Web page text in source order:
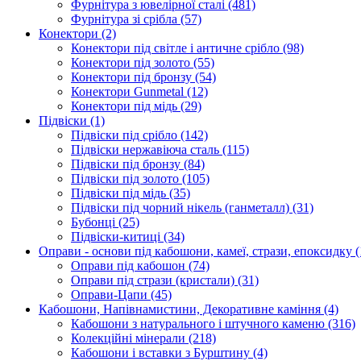
Фурнітура з ювелірної сталі (481)
Фурнітура зі срібла (57)
Конектори (2)
Конектори під світле і античне срібло (98)
Конектори під золото (55)
Конектори під бронзу (54)
Конектори Gunmetal (12)
Конектори під мідь (29)
Підвіски (1)
Підвіски під срібло (142)
Підвіски нержавіюча сталь (115)
Підвіски під бронзу (84)
Підвіски під золото (105)
Підвіски під мідь (35)
Підвіски під чорний нікель (ганметалл) (31)
Бубонці (25)
Підвіски-китиці (34)
Оправи - основи під кабошони, камеї, стрази, епоксидку
Оправи під кабошон (74)
Оправи під стрази (кристали) (31)
Оправи-Цапи (45)
Кабошони, Напівнамистини, Декоративне каміння (4)
Кабошони з натурального і штучного каменю (316)
Колекційні мінерали (218)
Кабошони і вставки з Бурштину (4)